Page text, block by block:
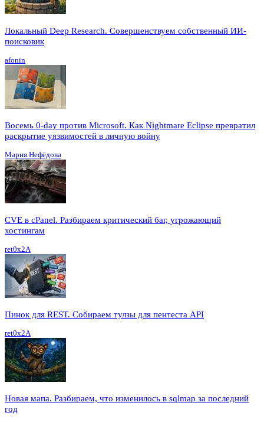
Локальный Deep Research. Совершенствуем собственный ИИ-
поисковик
afonin
Восемь 0-day против Microsoft. Как Nightmare Eclipse превратил
раскрытие уязвимостей в личную войну
Мария Нефёдова
CVE в cPanel. Разбираем критический баг, угрожающий
хостингам
ret0x2A
Пинок для REST. Собираем тулзы для пентеста API
ret0x2A
Новая мапа. Разбираем, что изменилось в sqlmap за последний
год